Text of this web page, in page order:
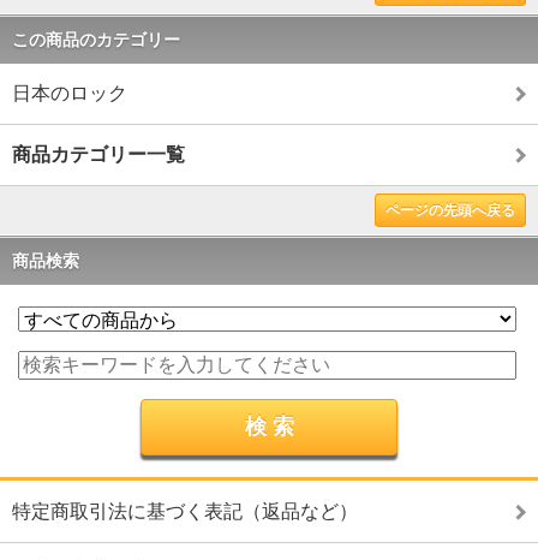
この商品のカテゴリー
日本のロック
商品カテゴリー一覧
ページの先頭へ戻る
商品検索
特定商取引法に基づく表記（返品など）